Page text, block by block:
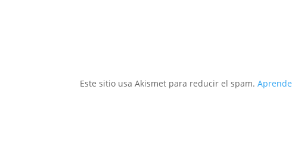
Este sitio usa Akismet para reducir el spam.